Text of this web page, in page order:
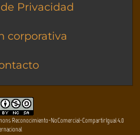
Privacidad
corporativa
Reconocimiento-NoComercial-CompartirIgual 4.0